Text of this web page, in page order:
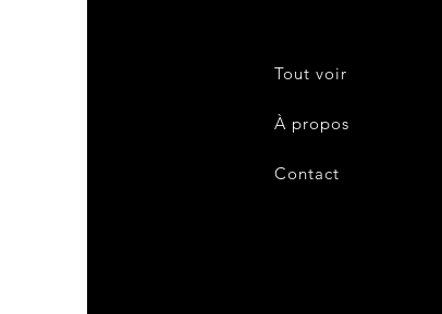
Tout voir
À propos
Contact